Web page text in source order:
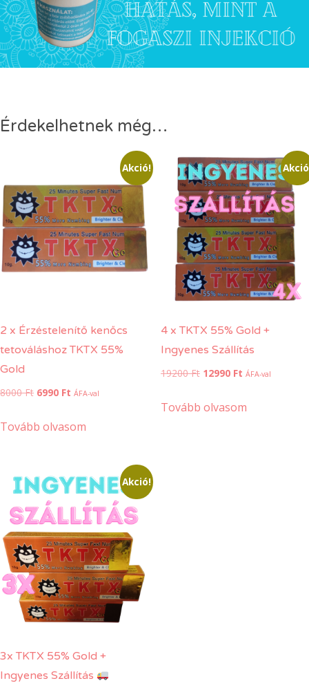
Érdekelhetnek még…
Akció!
2 x Érzéstelenítő kenőcs
tetováláshoz TKTX 55%
Gold
8000Ft Original
was:
6990 Ft Current
is:
ÁFA-val
Tovább olvasom
4 x TKTX 55% Gold +
Ingyenes Szállítás
19200Ft Original
was:
12990 FtCurrent
is:
ÁFA-val
Tovább olvasom
Akció!
3x TKTX 55% Gold +
Ingyenes Szállítás